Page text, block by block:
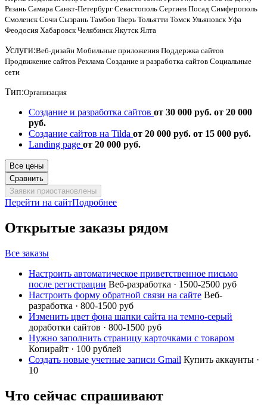
Рязань Самара Санкт-Петербург Севастополь Сергиев Посад Симферополь
Смоленск Сочи Сызрань Тамбов Тверь Тольятти Томск Ульяновск Уфа
Феодосия Хабаровск Челябинск Якутск Ялта
Услуги:Веб-дизайн Мобильные приложения Поддержка сайтов
Продвижение сайтов Реклама Создание и разработка сайтов Социальные
сети
Тип:Организация
Создание и разработка сайтов от 30 000 руб. от 20 000
руб.
Создание сайтов на Tilda от 20 000 руб. от 15 000 руб.
Landing page от 20 000 руб.
Все цены
Сравнить
Заявки приостановлены
Перейти на сайтПодробнее
Открытые заказы рядом
Все заказы
Настроить автоматическое приветственное письмо
после регистрации Веб-разработка · 1500-2500 руб
Настроить форму обратной связи на сайте Веб-
разработка · 800-1500 руб
Изменить цвет фона шапки сайта на темно-серый
доработки сайтов · 800-1500 руб
Нужно заполнить страницу карточками с товаром
Копирайт · 100 рублей
Создать новые учетные записи Gmail Купить аккаунты ·
10
Что сейчас спрашивают